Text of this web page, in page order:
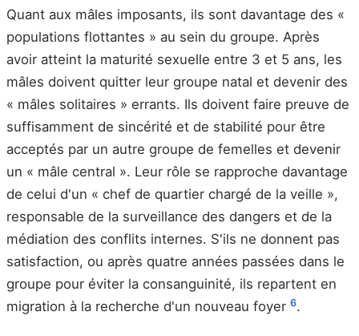
Quant aux mâles imposants, ils sont davantage des «
populations flottantes » au sein du groupe. Après
avoir atteint la maturité sexuelle entre 3 et 5 ans, les
mâles doivent quitter leur groupe natal et devenir des
« mâles solitaires » errants. Ils doivent faire preuve de
suffisamment de sincérité et de stabilité pour être
acceptés par un autre groupe de femelles et devenir
un « mâle central ». Leur rôle se rapproche davantage
de celui d'un « chef de quartier chargé de la veille »,
responsable de la surveillance des dangers et de la
médiation des conflits internes. S'ils ne donnent pas
satisfaction, ou après quatre années passées dans le
groupe pour éviter la consanguinité, ils repartent en
migration à la recherche d'un nouveau foyer 6.